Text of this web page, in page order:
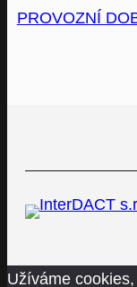
PROVOZNÍ
Užíváme